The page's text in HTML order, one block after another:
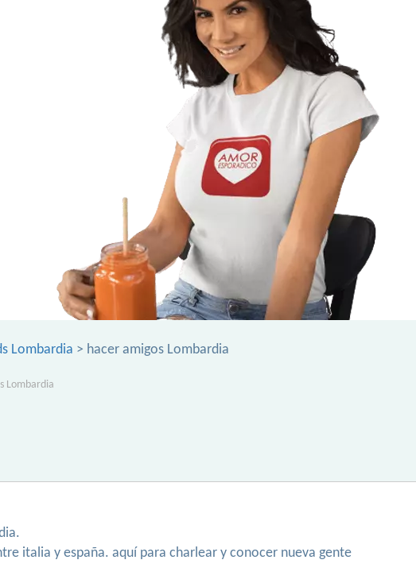
Lombardia > hacer amigos Lombardia
Lombardia
italia y españa. aquí para charlear y conocer nueva gente